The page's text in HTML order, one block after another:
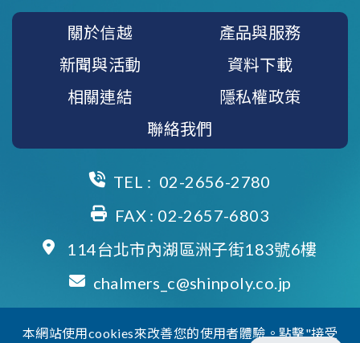
關於信越
產品與服務
新聞與活動
資料下載
相關連結
隱私權政策
聯絡我們
TEL : 02-2656-2780
FAX : 02-2657-6803
114台北市內湖區洲子街183號6樓
chalmers_c@shinpoly.co.jp
本網站使用cookies來改善您的使用者體驗。點擊"接受